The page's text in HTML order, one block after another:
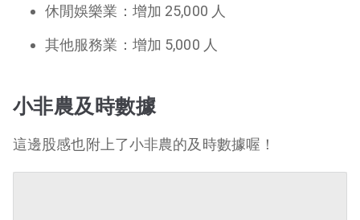
休閒娛樂業：增加 25,000 人
其他服務業：增加 5,000 人
小非農及時數據
這邊股感也附上了小非農的及時數據喔！